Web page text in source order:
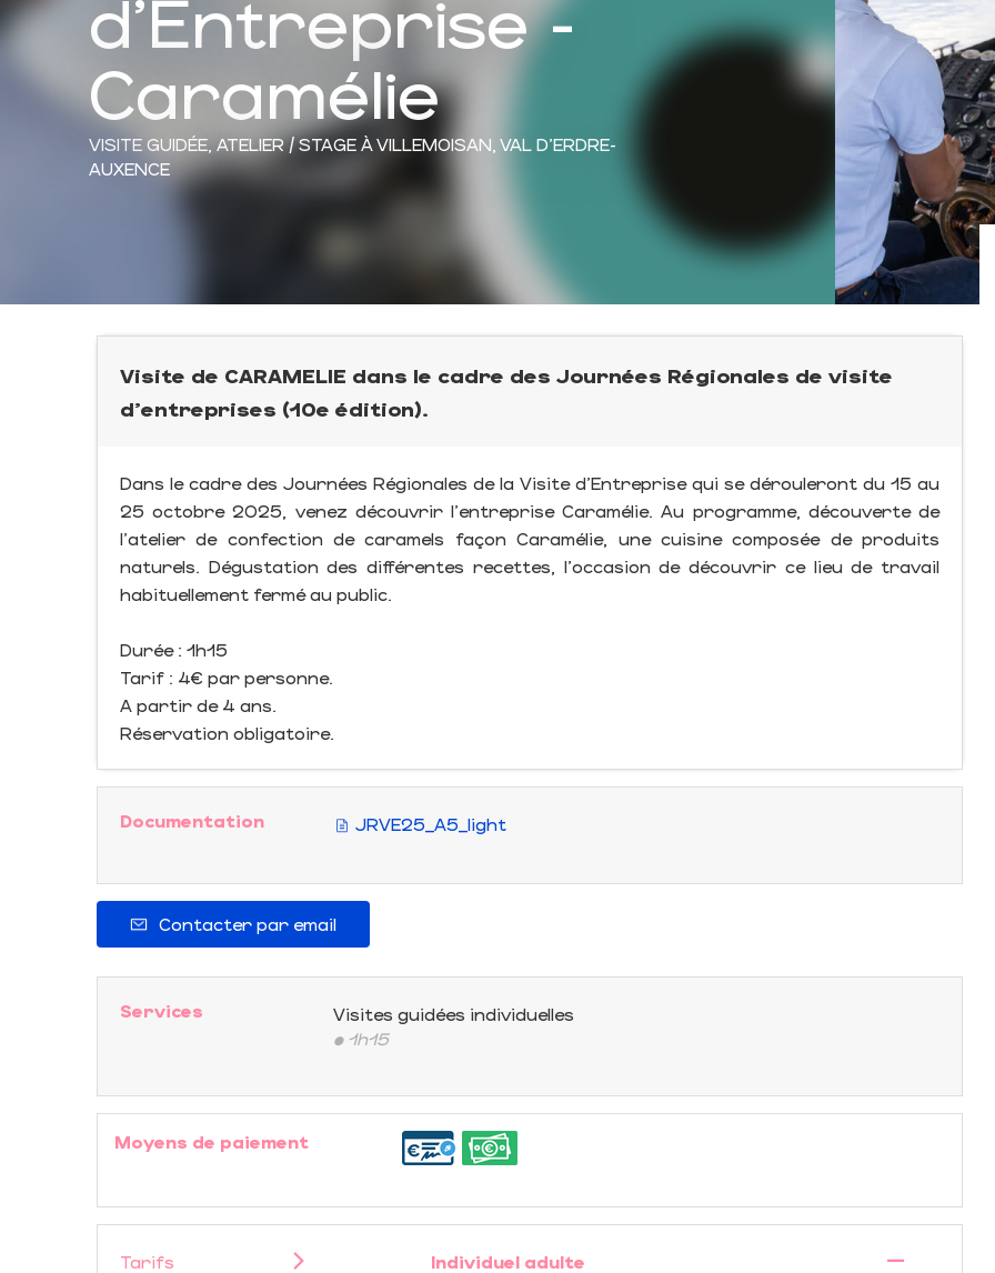
d'Entreprise -
Caramélie
VISITE GUIDÉE, ATELIER / STAGE À VILLEMOISAN, VAL D'ERDRE-
AUXENCE
Visite de CARAMELIE dans le cadre des Journées Régionales de visite
d'entreprises (10e édition).
Dans le cadre des Journées Régionales de la Visite d'Entreprise qui se dérouleront du 15 au
25 octobre 2025, venez découvrir l'entreprise Caramélie. Au programme, découverte de
l'atelier de confection de caramels façon Caramélie, une cuisine composée de produits
naturels. Dégustation des différentes recettes, l'occasion de découvrir ce lieu de travail
habituellement fermé au public.
Durée : 1h15
Tarif : 4€ par personne.
A partir de 4 ans.
Réservation obligatoire.
Documentation JRVE25_A5_light
Contacter par email
Services
Visites guidées individuelles
• 1h15
Moyens de paiement
Tarifs Individuel adulte
—